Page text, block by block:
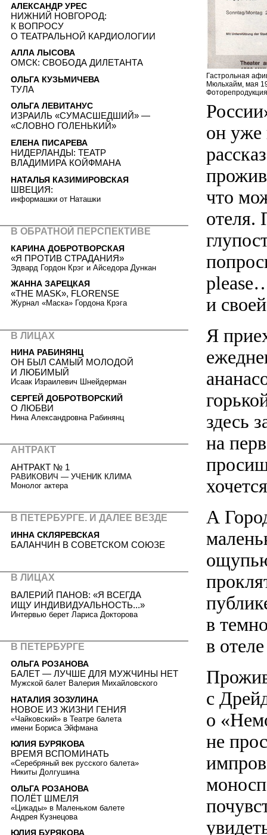
Гастрольная
Мюльхайм, мая
он уже
что
отеля.
и
Я
здесь
на
А
в
в
с
о
не
АЛЕКСАНДР УРЕС
НИЖНИЙ НОВГОРОД:
К ВОПРОСУ
О ТЕАТРАЛЬНОЙ КАРДИОЛОГИИ
АЛЛА ЛЫСОВА
ОМСК: СВОБОДА ДИЛЕТАНТА
ОЛЬГА КУЗЬМИЧЕВА
ТУЛА
ОЛЬГА ЛЕВИТАНУС
ИЗРАИЛЬ «СУМАСШЕДШИЙ» —
«СЛОВНО ГОЛЕНЬКИЙ»
ЕЛЕНА ПИСАРЕВА
НИДЕРЛАНДЫ: ТЕАТР
ВЛАДИМИРА КОЙФМАНА
НАТАЛЬЯ КАЗИМИРОВСКАЯ
ШВЕЦИЯ:
информашки от Наташки
В ОБРАТНОЙ ПЕРСПЕКТИВЕ
КАРИНА ДОБРОТВОРСКАЯ
«Я ПРОТИВ СТРАДАНИЯ»
Эдвард Гордон Крэг и Айседора Дункан
ЖАННА ЗАРЕЦКАЯ
«THE MASK», FLORENSE
Журнал «Маска» Гордона Крэга
В ЛИЦАХ
НИНА РАБИНЯНЦ
ОН БЫЛ САМЫЙ МОЛОДОЙ
И ЛЮБИМЫЙ
Исаак Израилевич Шнейдерман
СЕРГЕЙ ДОБРОТВОРСКИЙ
О ЛЮБВИ
Нина Александровна Рабинянц
АНТРАКТ
АНТРАКТ № 1
РАВИКОВИЧ — УЧЕНИК КЛИМА
Монолог актера
В ПЕТЕРБУРГЕ. И ДАЛЕЕ ВЕЗДЕ
ИННА СКЛЯРЕВСКАЯ
БАЛАНЧИН В СОВЕТСКОМ СОЮЗЕ
В ЛИЦАХ
ВАЛЕРИЙ ПАНОВ: «Я ВСЕГДА
ИЩУ ИНДИВИДУАЛЬНОСТЬ...»
Интервью берет Лариса Докторова
В ПЕТЕРБУРГЕ
ОЛЬГА РОЗАНОВА
БАЛЕТ — ЛУЧШЕ ДЛЯ МУЖЧИНЫ НЕТ
Мужской балет Валерия Михайловского
НАТАЛИЯ ЗОЗУЛИНА
НОВОЕ ИЗ ЖИЗНИ ГЕНИЯ
«Чайковский» в Театре балета
имени Бориса Эйфмана
ЮЛИЯ БУРЯКОВА
ВРЕМЯ ВСПОМИНАТЬ
«Серебряный век русского балета»
Никиты Долгушина
ОЛЬГА РОЗАНОВА
ПОЛЁТ ШМЕЛЯ
«Цикады» в Маленьком балете
Андрея Кузнецова
ЮЛИЯ БУРЯКОВА